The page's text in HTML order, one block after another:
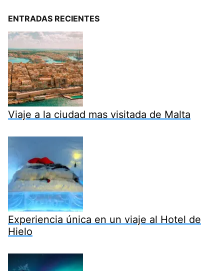
ENTRADAS RECIENTES
Viaje a la ciudad mas visitada de Malta
Experiencia única en un viaje al Hotel de
Hielo